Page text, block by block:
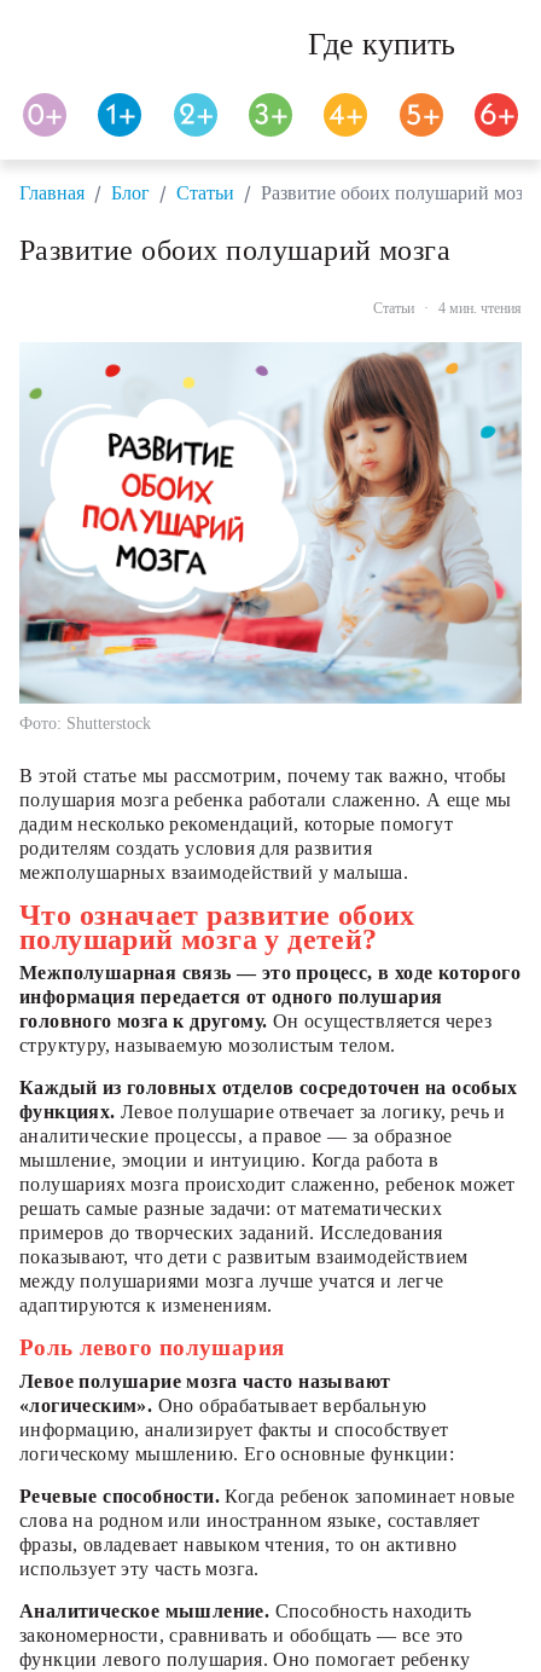
Где купить
Главная / Блог / Статьи / Развитие обоих полушарий мозга
Развитие обоих полушарий мозга
Статьи · 4 мин. чтения
Фото: Shutterstock
В этой статье мы рассмотрим, почему так важно, чтобы
полушария мозга ребенка работали слаженно. А еще мы
дадим несколько рекомендаций, которые помогут
родителям создать условия для развития
межполушарных взаимодействий у малыша.
Что означает развитие обоих
полушарий мозга у детей?
Межполушарная связь — это процесс, в ходе которого
информация передается от одного полушария
головного мозга к другому. Он осуществляется через
структуру, называемую мозолистым телом.
Каждый из головных отделов сосредоточен на особых
функциях. Левое полушарие отвечает за логику, речь и
аналитические процессы, а правое — за образное
мышление, эмоции и интуицию. Когда работа в
полушариях мозга происходит слаженно, ребенок может
решать самые разные задачи: от математических
примеров до творческих заданий. Исследования
показывают, что дети с развитым взаимодействием
между полушариями мозга лучше учатся и легче
адаптируются к изменениям.
Роль левого полушария
Левое полушарие мозга часто называют
«логическим». Оно обрабатывает вербальную
информацию, анализирует факты и способствует
логическому мышлению. Его основные функции:
Речевые способности. Когда ребенок запоминает новые
слова на родном или иностранном языке, составляет
фразы, овладевает навыком чтения, то он активно
использует эту часть мозга.
Аналитическое мышление. Способность находить
закономерности, сравнивать и обобщать — все это
функции левого полушария. Оно помогает ребенку